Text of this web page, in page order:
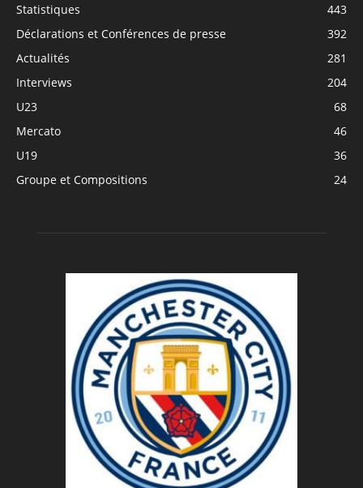
Statistiques
443
Déclarations et Conférences de presse
392
Actualités
281
Interviews
204
U23
68
Mercato
46
U19
36
Groupe et Compositions
24